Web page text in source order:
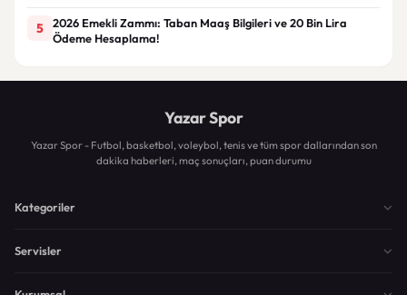
5
2026 Emekli Zammı: Taban Maaş Bilgileri ve 20 Bin Lira
Ödeme Hesaplama!
Yazar Spor
Yazar Spor - Futbol, basketbol, voleybol, tenis ve tüm spor dallarından son
dakika haberleri, maç sonuçları, puan durumu
Kategoriler
Servisler